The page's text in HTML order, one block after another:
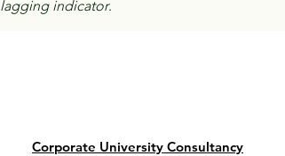
lagging indicator.
Corporate University Consultancy